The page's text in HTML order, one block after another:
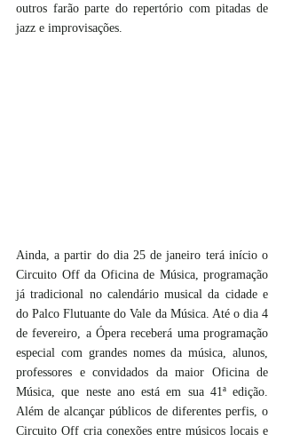
outros farão parte do repertório com pitadas de
jazz e improvisações.
Ainda, a partir do dia 25 de janeiro terá início o
Circuito Off da Oficina de Música, programação
já tradicional no calendário musical da cidade e
do Palco Flutuante do Vale da Música. Até o dia 4
de fevereiro, a Ópera receberá uma programação
especial com grandes nomes da música, alunos,
professores e convidados da maior Oficina de
Música, que neste ano está em sua 41ª edição.
Além de alcançar públicos de diferentes perfis, o
Circuito Off cria conexões entre músicos locais e